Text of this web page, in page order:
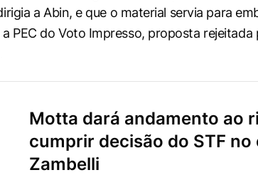
a Abin, e que o material servia para
PEC do Voto Impresso, proposta rejeitada
Motta dará andamento ao
cumprir decisão do STF no
Zambelli